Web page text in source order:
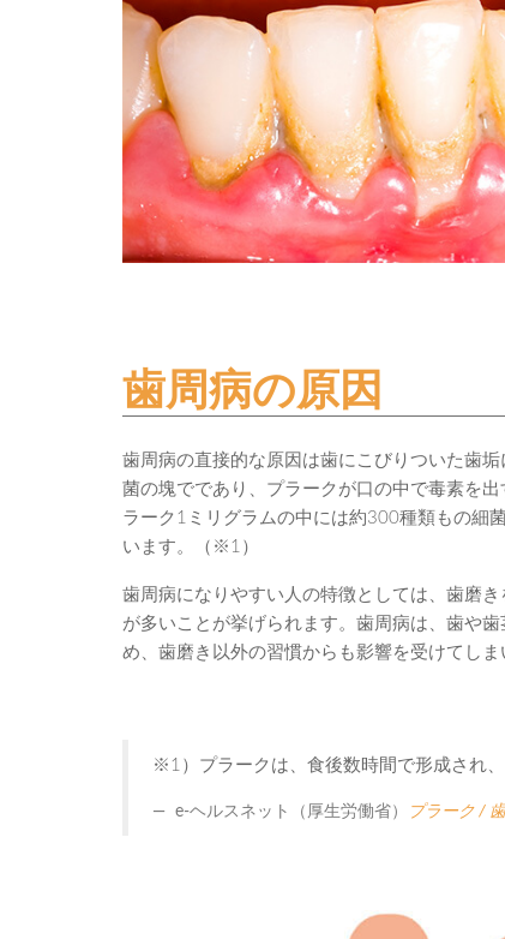
歯周病の原因
歯周病の直接的な原因は歯にこびりついた歯垢
菌の塊でであり、プラークが口の中で毒素を
ラーク1ミリグラムの中には約300種類もの細
います。（※1）
歯周病になりやすい人の特徴としては、歯磨
が多いことが挙げられます。歯周病は、歯や
め、歯磨き以外の習慣からも影響を受けてしま
※1）プラークは、食後数時間で形成され
e-ヘルスネット（厚生労働省） プラーク /